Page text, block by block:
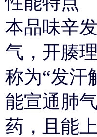
本品味辛
气，开腠
称为“发汗
能宣通肺
药，且能